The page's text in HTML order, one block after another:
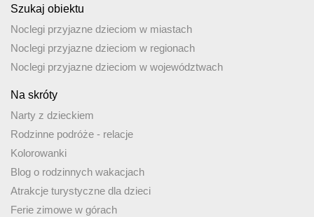
Szukaj obiektu
Noclegi przyjazne dzieciom w miastach
Noclegi przyjazne dzieciom w regionach
Noclegi przyjazne dzieciom w województwach
Na skróty
Narty z dzieckiem
Rodzinne podróże - relacje
Kolorowanki
Blog o rodzinnych wakacjach
Atrakcje turystyczne dla dzieci
Ferie zimowe w górach